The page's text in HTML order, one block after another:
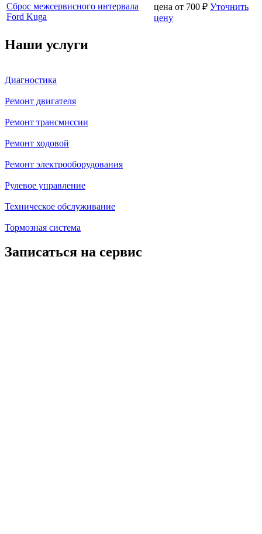
Сброс межсервисного интервала
Ford Kuga
цена от 700 ₽ Уточнить
цену
Наши услуги
Диагностика
Ремонт двигателя
Ремонт трансмиссии
Ремонт ходовой
Ремонт электрооборудования
Рулевое управление
Техническое обслуживание
Тормозная система
Записаться на сервис